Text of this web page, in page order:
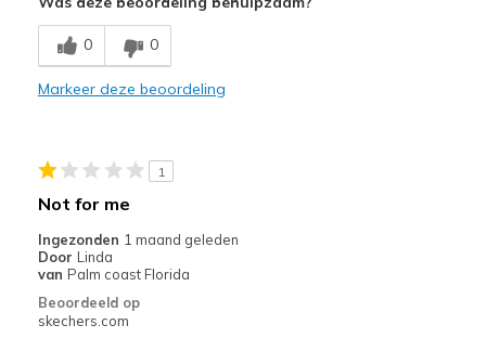
Comfortable
Stylish
Going Out
Width
Feels true to width
Sizing
View On Shoes
0 0
Markeer deze beoordeling
1
Not for me
Ingezonden 1 maand geleden
Door Linda
van Palm coast Florida
Beoordeeld op
skechers.com